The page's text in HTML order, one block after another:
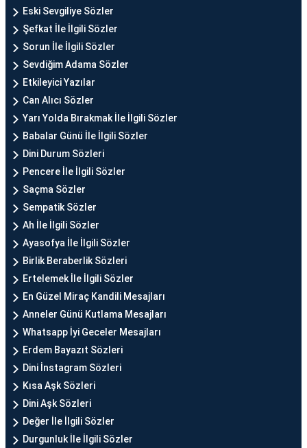
Eski Sevgiliye Sözler
Şefkat İle İlgili Sözler
Sorun İle İlgili Sözler
Sevdiğim Adama Sözler
Etkileyici Yazılar
Can Alıcı Sözler
Yarı Yolda Bırakmak İle İlgili Sözler
Babalar Günü İle İlgili Sözler
Dini Durum Sözleri
Pencere İle İlgili Sözler
Saçma Sözler
Sempatik Sözler
Ah İle İlgili Sözler
Ayasofya İle İlgili Sözler
Birlik Beraberlik Sözleri
Ertelemek İle İlgili Sözler
En Güzel Miraç Kandili Mesajları
Anneler Günü Kutlama Mesajları
Whatsapp İyi Geceler Mesajları
Erdem Bayazıt Sözleri
Dini İnstagram Sözleri
Kısa Aşk Sözleri
Dini Aşk Sözleri
Değer İle İlgili Sözler
Durgunluk İle İlgili Sözler